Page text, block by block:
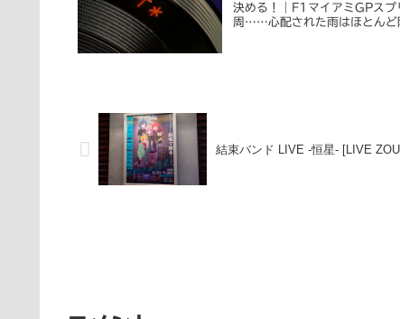
決める！｜F1マイアミGPス
周……心配された雨はほとん
結束バンド LIVE -恒星- [LIVE